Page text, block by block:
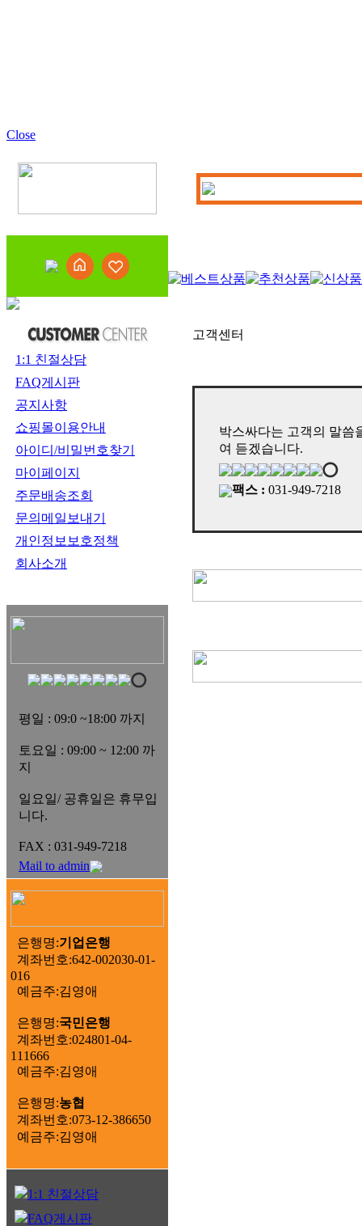
Close
1:1 친절상담
FAQ게시판
공지사항
쇼핑몰이용안내
아이디/비밀번호찾기
마이페이지
주문배송조회
문의메일보내기
개인정보보호정책
회사소개
평일 : 09:0 ~18:00 까지
토요일 : 09:00 ~ 12:00 까
지
일요일/ 공휴일은 휴무입
니다.
FAX : 031-949-7218
Mail to admin
은행명:기업은행
계좌번호:642-002030-01-
016
예금주:김영애
은행명:국민은행
계좌번호:024801-04-
111666
예금주:김영애
은행명:농협
계좌번호:073-12-386650
예금주:김영애
1:1 친절상담
FAQ게시판
고객센터
박스싸다는 고객의 말씀
여 듣겠습니다.
팩스 : 031-949-7218